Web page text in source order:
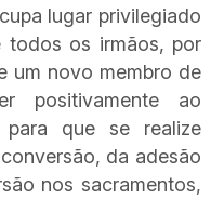
lugar privilegiado
todos os irmãos, por
um novo membro de
positivamente ao
que se realize
da adesão
nos sacramentos,